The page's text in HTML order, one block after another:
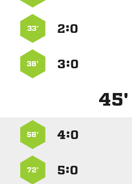
:
33’
:
38’
45'
:
58’
:
72’